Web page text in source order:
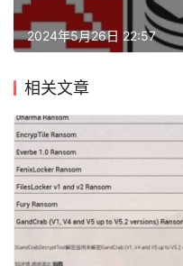
页
数
据
恢
复
成
功
案
2024年5月26日 22:57
相关文章